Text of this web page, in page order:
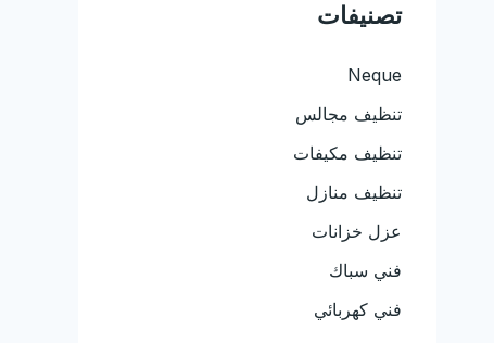
تصنيفات
Neque
تنظيف مجالس
تنظيف مكيفات
تنظيف منازل
عزل خزانات
فني سباك
فني كهربائي